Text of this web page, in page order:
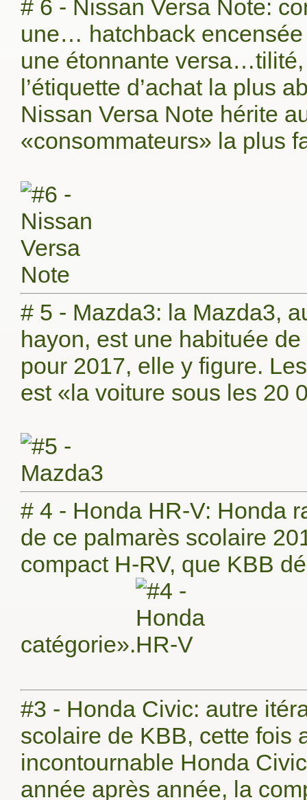
# 6 - Nissan Versa Note:
une… hatchback
une étonnante
l’étiquette d’achat la plus
Nissan Versa Note hérite
«consommateurs» la plus
# 5 - Mazda3: la Mazda3,
hayon, est une habituée
pour 2017, elle y figure.
est «la voiture sous les 20
# 4 - Honda HR-V: Honda
de ce palmarès scolaire
compact H-RV, que KBB
catégorie».
#3 - Honda Civic: autre
scolaire de KBB, cette fois
incontournable Honda
année après année, la